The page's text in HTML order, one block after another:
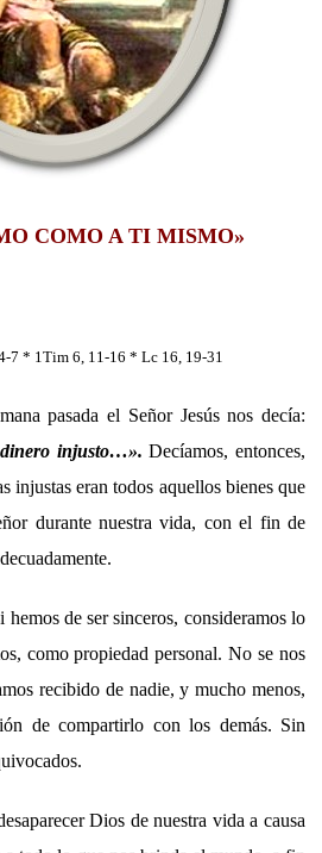
COMO A TI MISMO»
7 * 1Tim 6, 11-16 * Lc 16, 19-31
pasada el Señor Jesús nos decía:
dinero injusto…».Decíamos, entonces,
injustas eran todos aquellos bienes que
durante nuestra vida, con el fin de
de ser sinceros, consideramos lo
como propiedad personal. No se nos
recibido de nadie, y mucho menos,
de compartirlo con los demás. Sin
Dios de nuestra vida a causa